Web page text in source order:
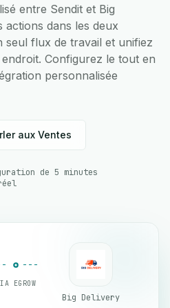
entre Sendit et Big
actions dans les deux
flux de travail et unifiez
Configurez le tout en
personnalisée
aux Ventes
de 5 minutes
EGROW
Big Delivery